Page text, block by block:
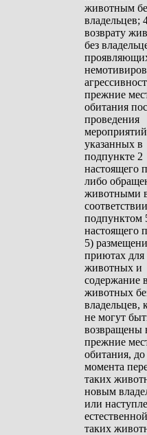
животным
владельцев;
возврату
без
прежние
обитания
проведения
указанных в
подпункте 2
настоящего
либо
животными
подпунктом
настоящего
5)
приютах для
животных и
содержание
животных
владельцев,
не могут
возвращены
прежние
обитания, до
момента
таких
новым
или
таких